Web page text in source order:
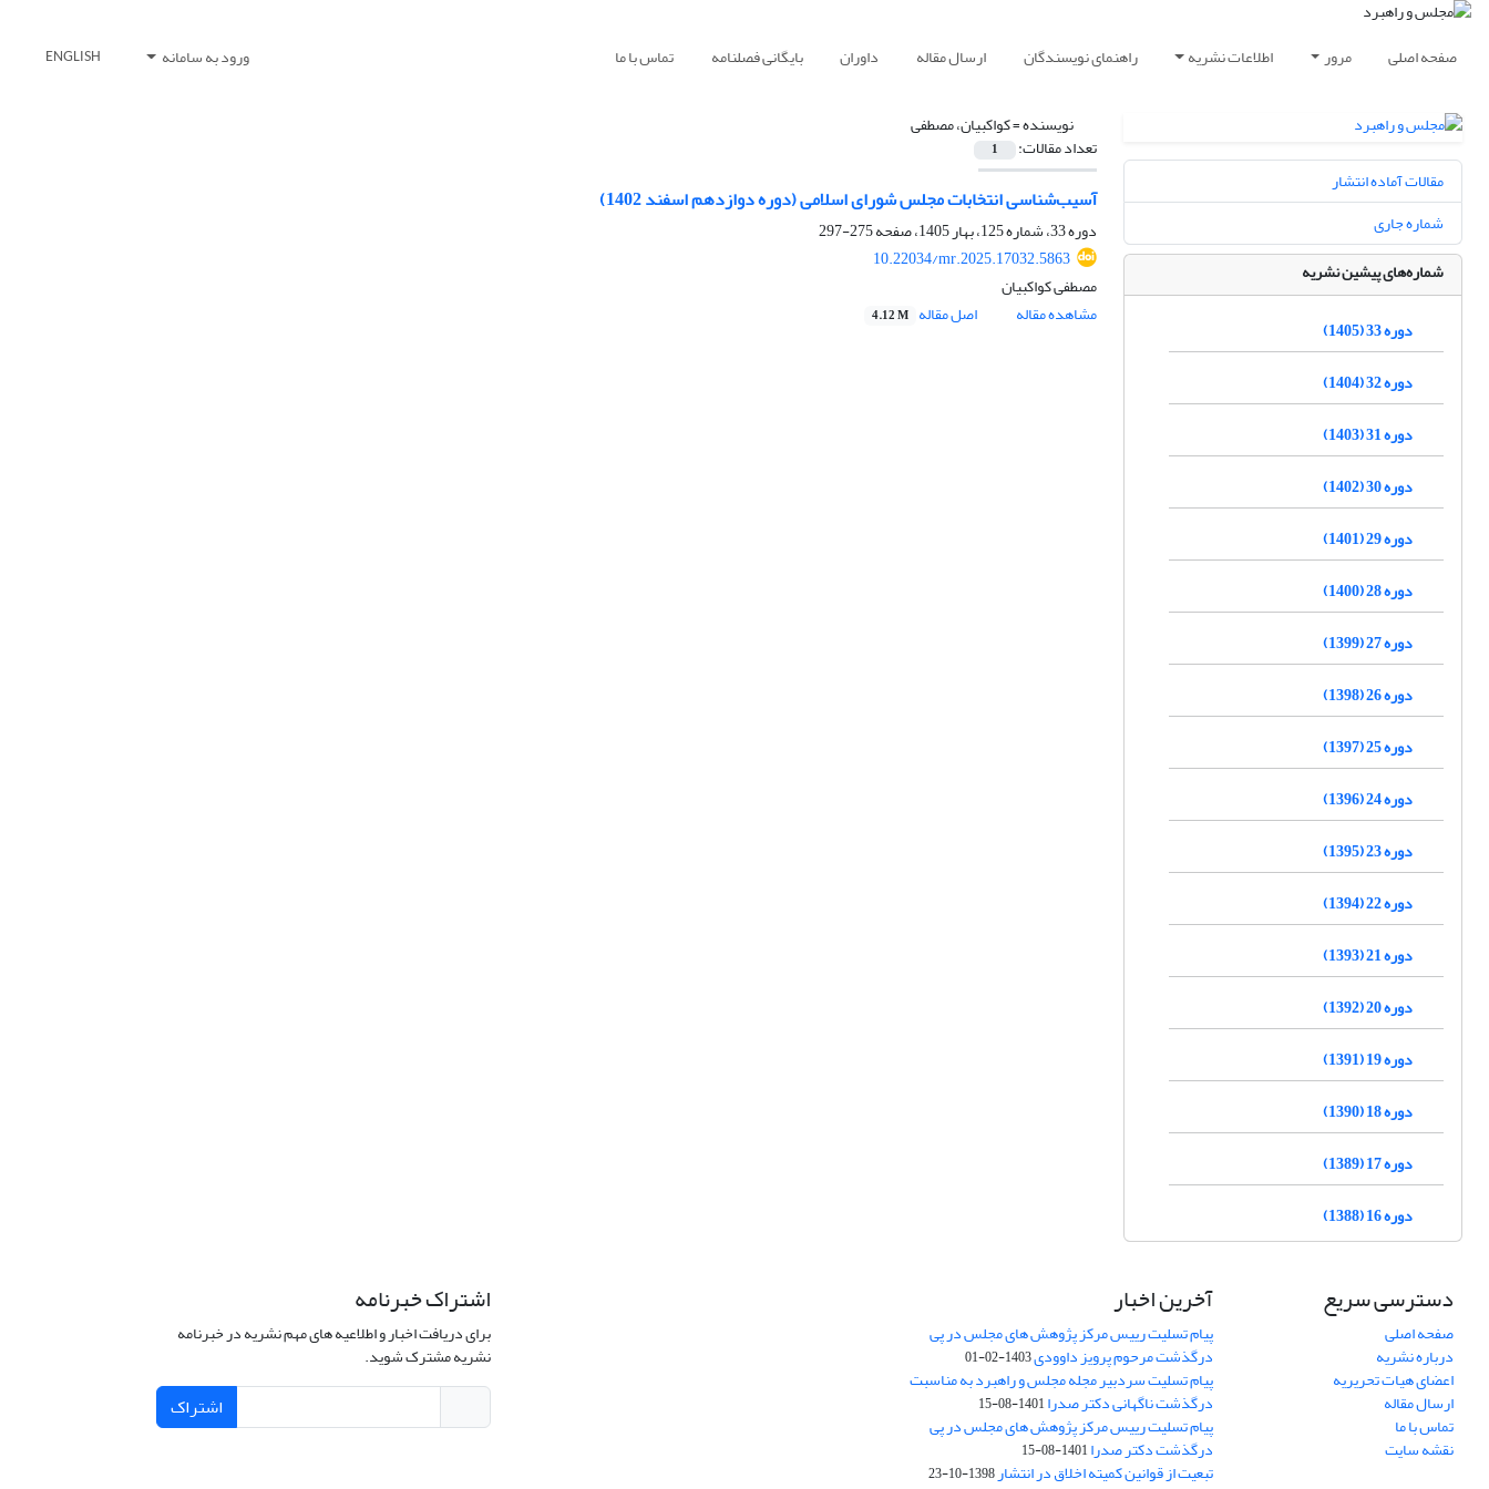
صفحه اصلی مرور اطلاعات نشریه راهنمای نویسندگان ارسال مقاله داوران بایگانی فصلنامه تماس با ما ورود به سامانه ENGLISH
نویسنده =کواکبیان، مصطفی
تعداد مقالات: 1
آسیب‌شناسی انتخابات مجلس شورای اسلامی (دوره دوازدهم اسفند 1402)
دوره 33، شماره 125، بهار 1405، صفحه
275-297
10.22034/mr.2025.17032.5863
مصطفی کواکبیان
مشاهده مقاله
اصل مقاله 4.12 M
مقالات آماده انتشار
شماره جاری
شماره‌های پیشین نشریه
دوره 33 (1405)
دوره 32 (1404)
دوره 31 (1403)
دوره 30 (1402)
دوره 29 (1401)
دوره 28 (1400)
دوره 27 (1399)
دوره 26 (1398)
دوره 25 (1397)
دوره 24 (1396)
دوره 23 (1395)
دوره 22 (1394)
دوره 21 (1393)
دوره 20 (1392)
دوره 19 (1391)
دوره 18 (1390)
دوره 17 (1389)
دوره 16 (1388)
دسترسی سریع
صفحه اصلی
درباره نشریه
اعضای هیات تحریریه
ارسال مقاله
تماس با ما
نقشه سایت
آخرین اخبار
پیام تسلیت رییس مرکز پژوهش های مجلس در پی
درگذشت مرحوم پرویز داوودی1403-02-01
پیام تسلیت سردبیر مجله مجلس و راهبرد به مناسبت
درگذشت ناگهانی دکتر صدرا1401-08-15
پیام تسلیت رییس مرکز پژوهش های مجلس در پی
درگذشت دکتر صدرا1401-08-15
تبعیت از قوانین کمیته اخلاق در انتشار1398-10-23
اشتراک خبرنامه
برای دریافت اخبار و اطلاعیه های مهم نشریه در خبرنامه
نشریه مشترک شوید.
اشتراک